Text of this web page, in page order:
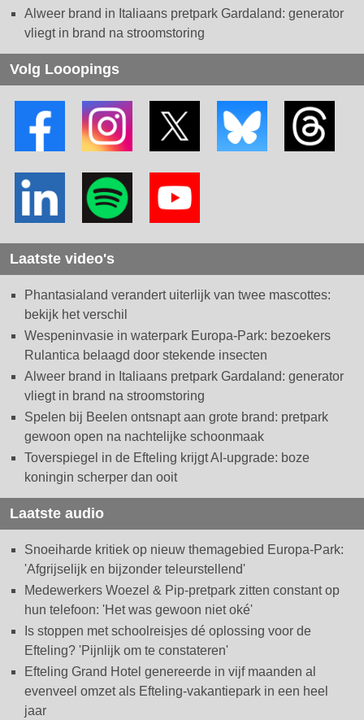
Alweer brand in Italiaans pretpark Gardaland: generator
vliegt in brand na stroomstoring
Volg Looopings
Laatste video's
Phantasialand verandert uiterlijk van twee mascottes:
bekijk het verschil
Wespeninvasie in waterpark Europa-Park: bezoekers
Rulantica belaagd door stekende insecten
Alweer brand in Italiaans pretpark Gardaland: generator
vliegt in brand na stroomstoring
Spelen bij Beelen ontsnapt aan grote brand: pretpark
gewoon open na nachtelijke schoonmaak
Toverspiegel in de Efteling krijgt AI-upgrade: boze
koningin scherper dan ooit
Laatste audio
Snoeiharde kritiek op nieuw themagebied Europa-Park:
'Afgrijselijk en bijzonder teleurstellend'
Medewerkers Woezel & Pip-pretpark zitten constant op
hun telefoon: 'Het was gewoon niet oké'
Is stoppen met schoolreisjes dé oplossing voor de
Efteling? 'Pijnlijk om te constateren'
Efteling Grand Hotel genereerde in vijf maanden al
evenveel omzet als Efteling-vakantiepark in een heel
jaar